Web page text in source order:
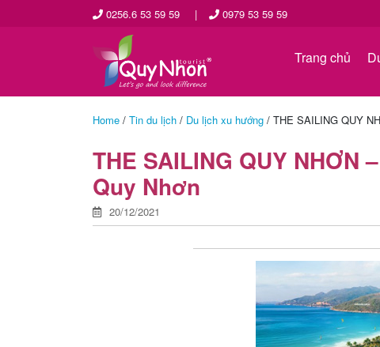
0256.6 53 59 59 | 0979 53 59 59
Trang chủ
Home / Tin du lịch / Du lịch xu hướng / THE SAILING QUY
THE SAILING QUY
Quy Nhơn
20/12/2021